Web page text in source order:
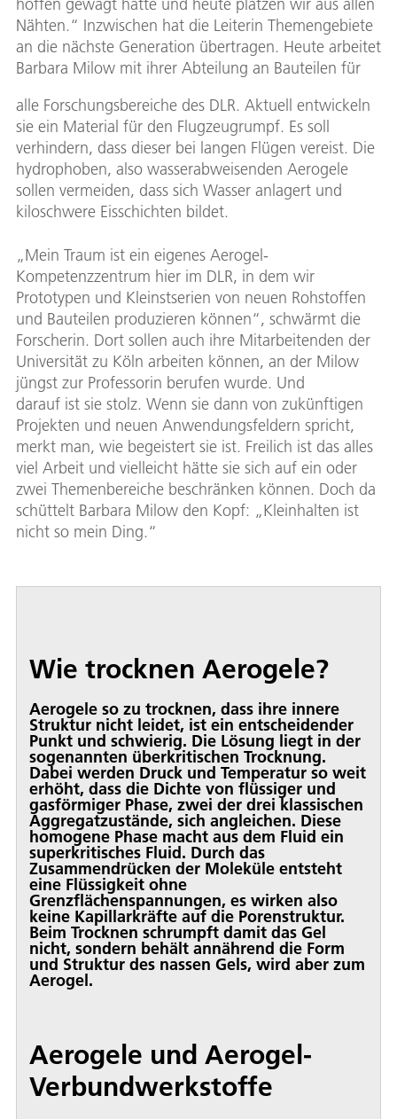
hoffen gewagt hatte und heute platzen wir aus allen
Nähten.“ Inzwischen hat die Leiterin Themengebiete
an die nächste Generation übertragen. Heute arbeitet
Barbara Milow mit ihrer Abteilung an Bauteilen für
alle Forschungsbereiche des DLR. Aktuell entwickeln
sie ein Material für den Flugzeugrumpf. Es soll
verhindern, dass dieser bei langen Flügen vereist. Die
hydrophoben, also wasserabweisenden Aerogele
sollen vermeiden, dass sich Wasser anlagert und
kiloschwere Eisschichten bildet.
„Mein Traum ist ein eigenes Aerogel-
Kompetenzzentrum hier im DLR, in dem wir
Prototypen und Kleinstserien von neuen Rohstoffen
und Bauteilen produzieren können“, schwärmt die
Forscherin. Dort sollen auch ihre Mitarbeitenden der
Universität zu Köln arbeiten können, an der Milow
jüngst zur Professorin berufen wurde. Und
darauf ist sie stolz. Wenn sie dann von zukünftigen
Projekten und neuen Anwendungsfeldern spricht,
merkt man, wie begeistert sie ist. Freilich ist das alles
viel Arbeit und vielleicht hätte sie sich auf ein oder
zwei Themenbereiche beschränken können. Doch da
schüttelt Barbara Milow den Kopf: „Kleinhalten ist
nicht so mein Ding.“
Wie trocknen Aerogele?
Aerogele so zu trocknen, dass ihre innere
Struktur nicht leidet, ist ein entscheidender
Punkt und schwierig. Die Lösung liegt in der
sogenannten überkritischen Trocknung.
Dabei werden Druck und Temperatur so weit
erhöht, dass die Dichte von flüssiger und
gasförmiger Phase, zwei der drei klassischen
Aggregatzustände, sich angleichen. Diese
homogene Phase macht aus dem Fluid ein
superkritisches Fluid. Durch das
Zusammendrücken der Moleküle entsteht
eine Flüssigkeit ohne
Grenzflächenspannungen, es wirken also
keine Kapillarkräfte auf die Porenstruktur.
Beim Trocknen schrumpft damit das Gel
nicht, sondern behält annährend die Form
und Struktur des nassen Gels, wird aber zum
Aerogel.
Aerogele und Aerogel-
Verbundwerkstoffe